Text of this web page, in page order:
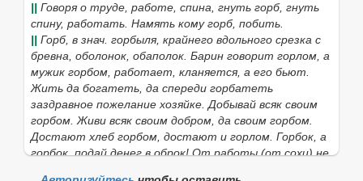
|| Говоря о труде, работе, спина, гнуть горб, гнуть
спину, работать. Намять кому горб, побить.
|| Горб, в знач. горбыля, крайнего вдольного срезка с
бревна, оболонок, обаполок. Барин говорит горлом, а
мужик горбом, работает, кланяется, а его бьют.
Жить да богатеть, да спереди горбатеть
заздравное пожелание хозяйке.Добывай всяк своим
горбом. Живи всяк своим добром, да своим горбом.
Достают хлеб горбом, достают и горлом. Горбок, а
горбок, подай денег в оброк! От работы(от сохи)не